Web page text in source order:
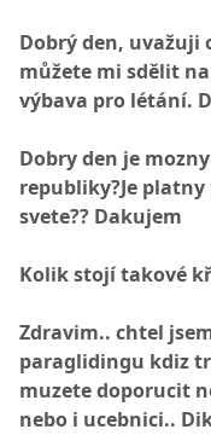
Dobrý den,
můžete mi sdělit
výbava pro létání.
Dobry den je
republiky?Je
svete?? Dakujem
Kolik stojí takové
Zdravim.. chtel
paraglidingu kdiz
muzete doporucit
nebo i ucebnici..